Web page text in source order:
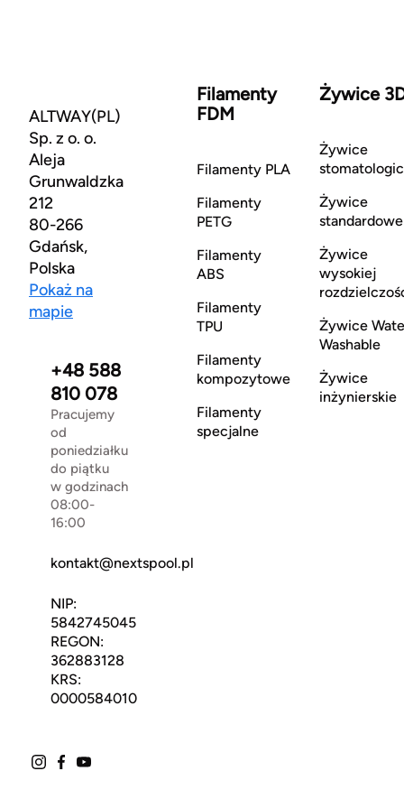
ALTWAY(PL)
Sp. z o. o.
Aleja
Grunwaldzka
212
80-266
Gdańsk,
Polska
Pokaż na
mapie
+48 588
810 078
Pracujemy
od
poniedziałku
do piątku
w godzinach
08:00-
16:00
kontakt@nextspool.pl
NIP:
5842745045
REGON:
362883128
KRS:
0000584010
Filamenty
FDM
Filamenty PLA
Filamenty
PETG
Filamenty
ABS
Filamenty
TPU
Filamenty
kompozytowe
Filamenty
specjalne
Żywice
Żywice
Żywice
standardowe
Żywice
wysokiej
Żywice
Washable
Żywice
inżynierskie